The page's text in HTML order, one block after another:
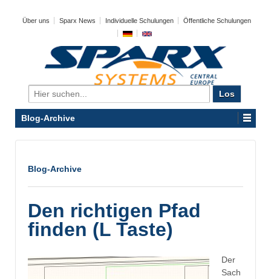
Über uns Sparx News Individuelle Schulungen Öffentliche Schulungen
Search
for:
Blog-Archive
Blog-Archive
Den richtigen Pfad
finden (L Taste)
Der
Sach